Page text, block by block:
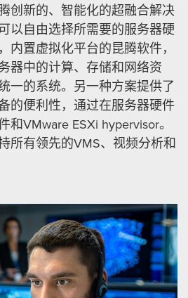
创新的、智能化的超融合解决
以自由选择所需要的服务器硬
内置虚拟化平台的昆腾软件，
器中的计算、存储和网络资
一的系统。另一种方案提供了
的便利性，通过在服务器硬件
和VMware ESXi hypervisor。
所有领先的VMS、视频分析和